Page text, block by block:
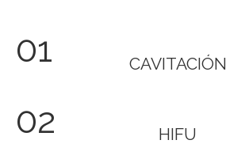
01 CAVITACIÓN
02 HIFU